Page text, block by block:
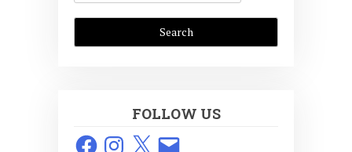
FOLLOW US
FacebookInstagram
X Email